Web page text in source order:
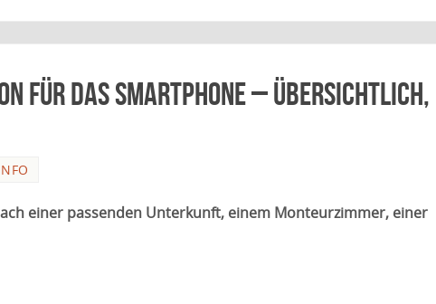
für das Smartphone – übersichtlich,
einer passenden Unterkunft, einem Monteurzimmer, einer